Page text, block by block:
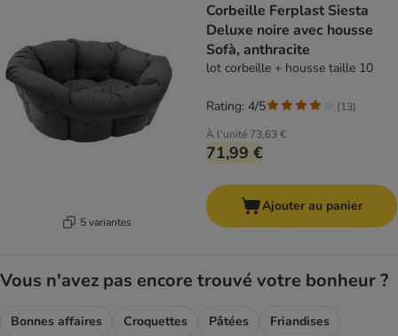
5 variantes
Corbeille Ferplast Siesta
Deluxe noire avec housse
Sofà, anthracite
lot corbeille + housse taille 10
À l'unité 73,63 €
71,99 €
Rating: 4/5 (13)
Ajouter au panier
Vous n'avez pas encore trouvé votre bonheur ?
Bonnes affaires Croquettes Pâtées
Friandises